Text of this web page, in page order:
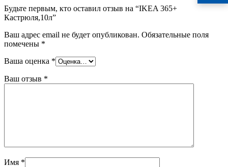
Будьте первым, кто оставил отзыв на “IKEA 365+
Кастрюля,10л”
Ваш адрес email не будет опубликован. Обязательные поля
помечены *
Ваша оценка *
Ваш отзыв *
Имя *